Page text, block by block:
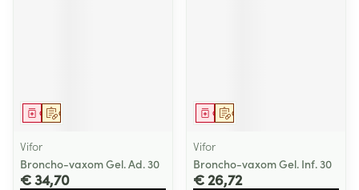
Op voorschrift
Geneesmiddel
Vifor
Broncho-vaxom Gel. Ad. 30
€ 34,70
Op voorschrift
Geneesmiddel
Vifor
Broncho-vaxom Gel. Inf. 30
€ 26,72